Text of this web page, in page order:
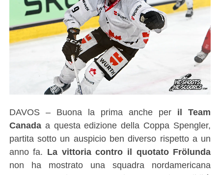
DAVOS – Buona la prima anche per il Team
Canadaa questa edizione della Coppa Spengler,
partita sotto un auspicio ben diverso rispetto a un
anno fa. La vittoria contro il quotato Frölunda
non ha mostrato una squadra nordamericana